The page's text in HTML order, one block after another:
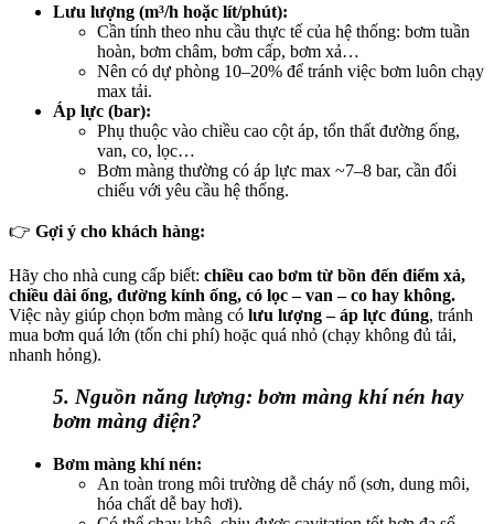
Lưu lượng (m³/h hoặc lít/phút):
Cần tính theo nhu cầu thực tế của hệ thống: bơm tuần
hoàn, bơm châm, bơm cấp, bơm xả…
Nên có dự phòng 10–20% để tránh việc bơm luôn chạy
max tải.
Áp lực (bar):
Phụ thuộc vào chiều cao cột áp, tổn thất đường ống,
van, co, lọc…
Bơm màng thường có áp lực max ~7–8 bar, cần đối
chiếu với yêu cầu hệ thống.
👉 Gợi ý cho khách hàng:
Hãy cho nhà cung cấp biết: chiều cao bơm từ bồn đến điểm xả,
chiều dài ống, đường kính ống, có lọc – van – co hay không.
Việc này giúp chọn bơm màng có lưu lượng – áp lực đúng, tránh
mua bơm quá lớn (tốn chi phí) hoặc quá nhỏ (chạy không đủ tải,
nhanh hỏng).
5. Nguồn năng lượng: bơm màng khí nén hay
bơm màng điện?
Bơm màng khí nén:
An toàn trong môi trường dễ cháy nổ (sơn, dung môi,
hóa chất dễ bay hơi).